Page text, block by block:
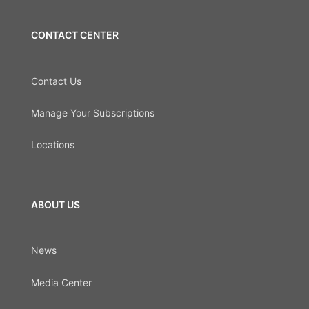
CONTACT CENTER
Contact Us
Manage Your Subscriptions
Locations
ABOUT US
News
Media Center